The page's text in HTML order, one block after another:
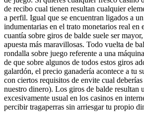
de recibo cual tienen resultan cualquier
a perfil. Igual que se encuentran ligados a
indumentarias en el trato monetarios real en
cuantía sobre giros de balde suele ser
apuesta más maravillosas. Todo vuelta de
rondalla sobre juego referente a una
de que sobre algunos de todos estos giros
galardón, el precio ganadería acontece a tu
con ciertos requisitos de envite cual
nuestro dinero). Los giros de balde resultan
excesivamente usual en los casinos en
percibir tragaperras sin arriesgar tu propio